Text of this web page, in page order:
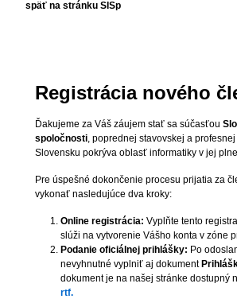
späť na stránku SISp
Registrácia nového
Ďakujeme za Váš záujem stať sa súčasťou
spoločnosti, poprednej stavovskej a
Slovensku pokrýva oblasť informatiky v jej
Pre úspešné dokončenie procesu prijatia za
vykonať nasledujúce dva kroky:
Online registrácia: Vyplňte tento
slúži na vytvorenie Vášho konta v zóne
Podanie oficiálnej prihlášky: Po
nevyhnutné vyplniť aj dokument
dokument je na našej stránke dostupný
rtf.